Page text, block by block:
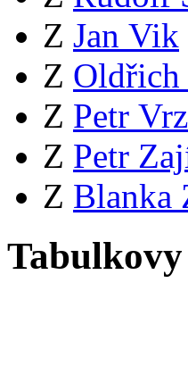
Z Jan Vik
Z Oldřich
Z Petr
Z Petr
Z Blanka